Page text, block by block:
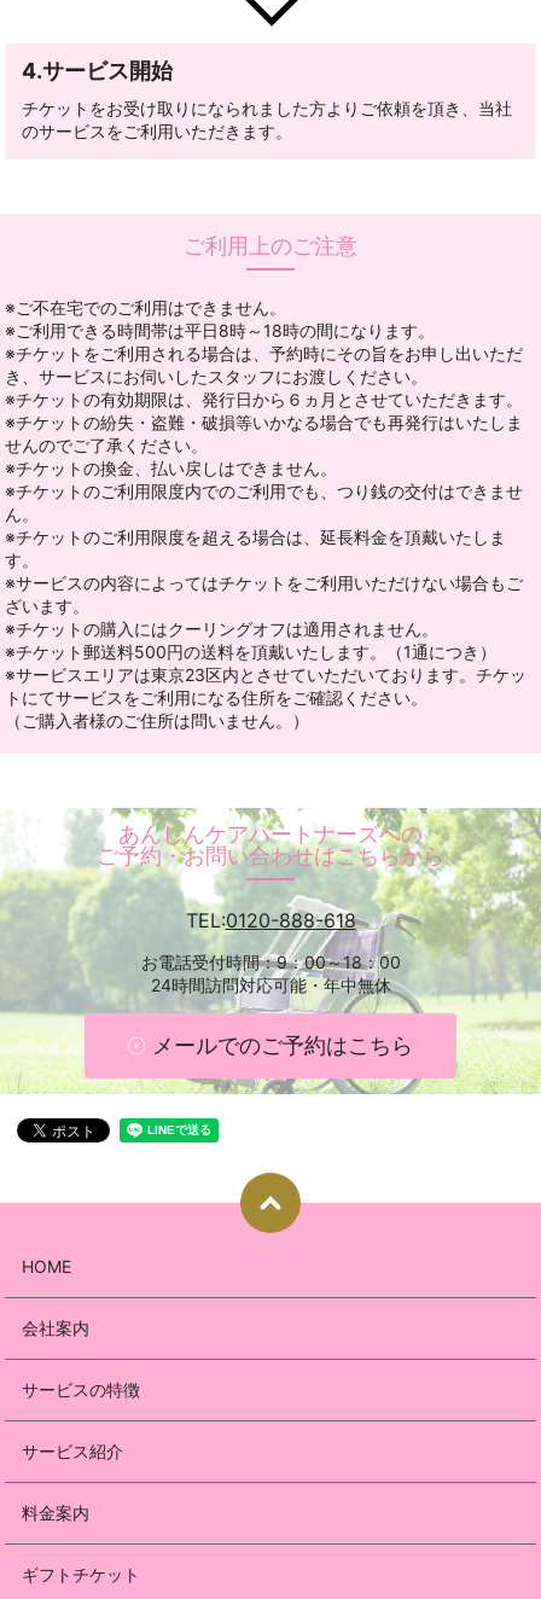
4.サービス開始
チケットをお受け取りになられました方よりご依頼を頂き、当社
のサービスをご利用いただきます。
ご利用上のご注意
※ご不在宅でのご利用はできません。
※ご利用できる時間帯は平日8時～18時の間になります。
※チケットをご利用される場合は、予約時にその旨をお申し出いただ
き、サービスにお伺いしたスタッフにお渡しください。
※チケットの有効期限は、発行日から６ヵ月とさせていただきます。
※チケットの紛失・盗難・破損等いかなる場合でも再発行はいたしま
せんのでご了承ください。
※チケットの換金、払い戻しはできません。
※チケットのご利用限度内でのご利用でも、つり銭の交付はできませ
ん。
※チケットのご利用限度を超える場合は、延長料金を頂戴いたしま
す。
※サービスの内容によってはチケットをご利用いただけない場合もご
ざいます。
※チケットの購入にはクーリングオフは適用されません。
※チケット郵送料500円の送料を頂戴いたします。（1通につき）
※サービスエリアは東京23区内とさせていただいております。チケッ
トにてサービスをご利用になる住所をご確認ください。
（ご購入者様のご住所は問いません。）
あんしんケアパートナーズへの
ご予約・お問い合わせはこちらから
TEL:0120-888-618
お電話受付時間：9：00～18：00
24時間訪問対応可能・年中無休
メールでのご予約はこちら
HOME
会社案内
サービスの特徴
サービス紹介
料金案内
ギフトチケット